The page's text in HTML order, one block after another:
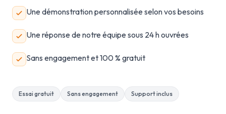
Une démonstration personnalisée selon vos besoins
Une réponse de notre équipe sous 24 h ouvrées
Sans engagement et 100 % gratuit
Essai gratuit Sans engagement Support inclus